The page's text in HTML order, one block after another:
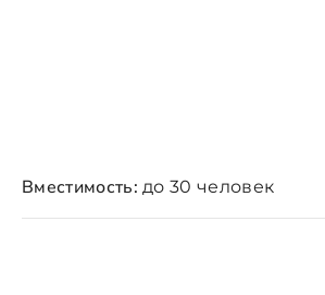
Вместимость: до 30 человек